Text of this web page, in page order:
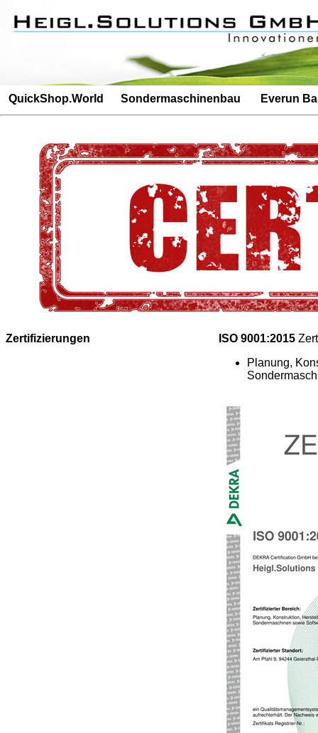
Besucherz�hler: 4880Besucherz�hler: 46
QuickShop.World Sondermaschinenbau Everun
Zertifizierungen ISO 9001:2015
Planung,